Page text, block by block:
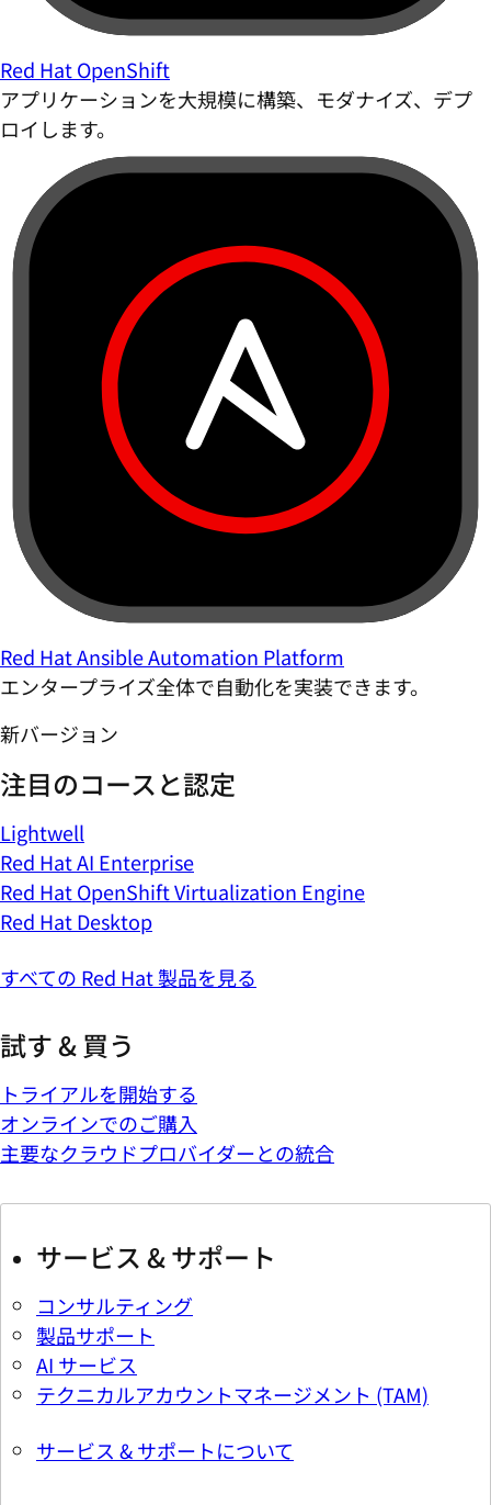
Red Hat OpenShift
アプリケーションを大規模に構築、モダナイズ、デプ
ロイします。
Red Hat Ansible Automation Platform
エンタープライズ全体で自動化を実装できます。
新バージョン
注目のコースと認定
Lightwell
Red Hat AI Enterprise
Red Hat OpenShift Virtualization Engine
Red Hat Desktop
すべての Red Hat 製品を見る
試す & 買う
トライアルを開始する
オンラインでのご購入
主要なクラウドプロバイダーとの統合
サービス & サポート
コンサルティング
製品サポート
AI サービス
テクニカルアカウントマネージメント (TAM)
サービス & サポートについて